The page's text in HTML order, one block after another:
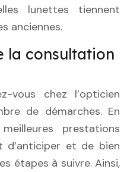
lunettes tiennent
anciennes.
la consultation
vous chez l’opticien
de démarches. En
prestations
d’anticiper et de bien
étapes à suivre. Ainsi,